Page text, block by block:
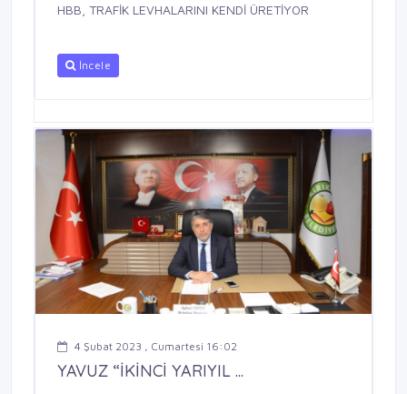
HBB, TRAFİK LEVHALARINI KENDİ ÜRETİYOR
İncele
4 Şubat 2023 , Cumartesi 16:02
YAVUZ “İKİNCİ YARIYIL ...